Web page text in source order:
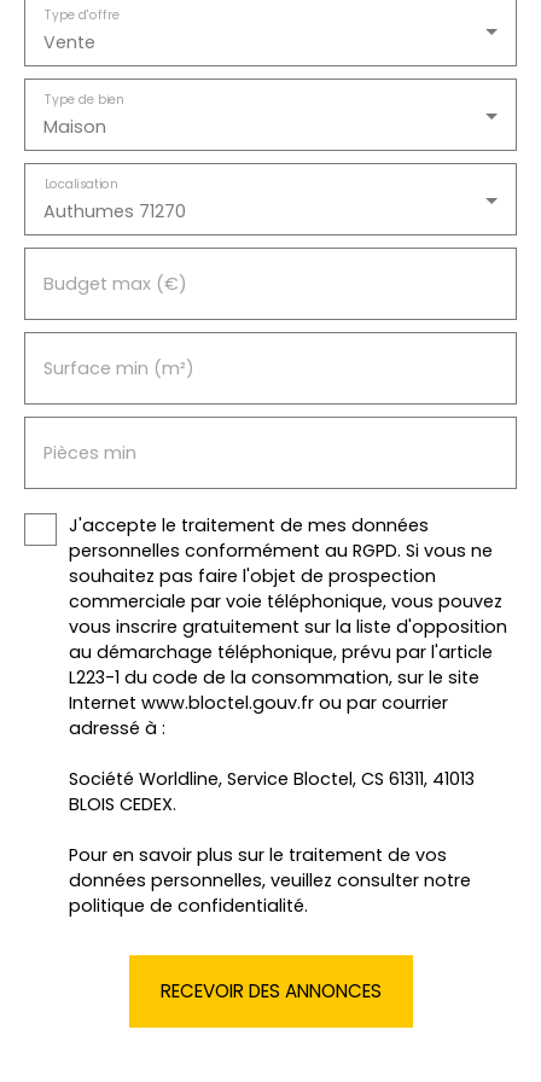
Vente
Type d'offre
Maison
Type de bien
Authumes 71270
Localisation
Budget max (€)
Surface min (m²)
Pièces min
J'accepte le traitement de mes données
personnelles conformément au RGPD. Si vous ne
souhaitez pas faire l'objet de prospection
commerciale par voie téléphonique, vous pouvez
vous inscrire gratuitement sur la liste d'opposition
au démarchage téléphonique, prévu par l'article
L223-1 du code de la consommation, sur le site
Internet www.bloctel.gouv.fr ou par courrier
adressé à :
Société Worldline, Service Bloctel, CS 61311, 41013
BLOIS CEDEX.
Pour en savoir plus sur le traitement de vos
données personnelles, veuillez consulter notre
politique de confidentialité.
RECEVOIR DES ANNONCES